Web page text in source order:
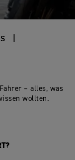
– alles, was
wollten.